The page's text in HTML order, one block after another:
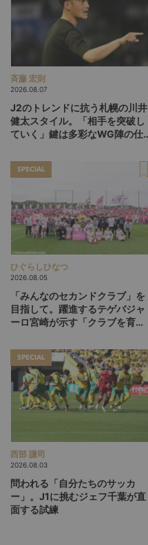
斉藤 宏則
2026.08.07
J2のトレンドに抗う札幌の川井
健太スタイル。「相手を突破し
ていく」鍵は多彩なWG陣の仕
SPECIAL
ひぐらしひなつ
2026.08.05
「みんなのセカンドクラブ」を
目指して。躍進するテゲバジャ
ーロ宮崎が示す「クラブを育て
SPECIAL
西部 謙司
2026.08.03
問われる「自分たちのサッカ
ー」。J1に挑むジェフ千葉が直
面する試練